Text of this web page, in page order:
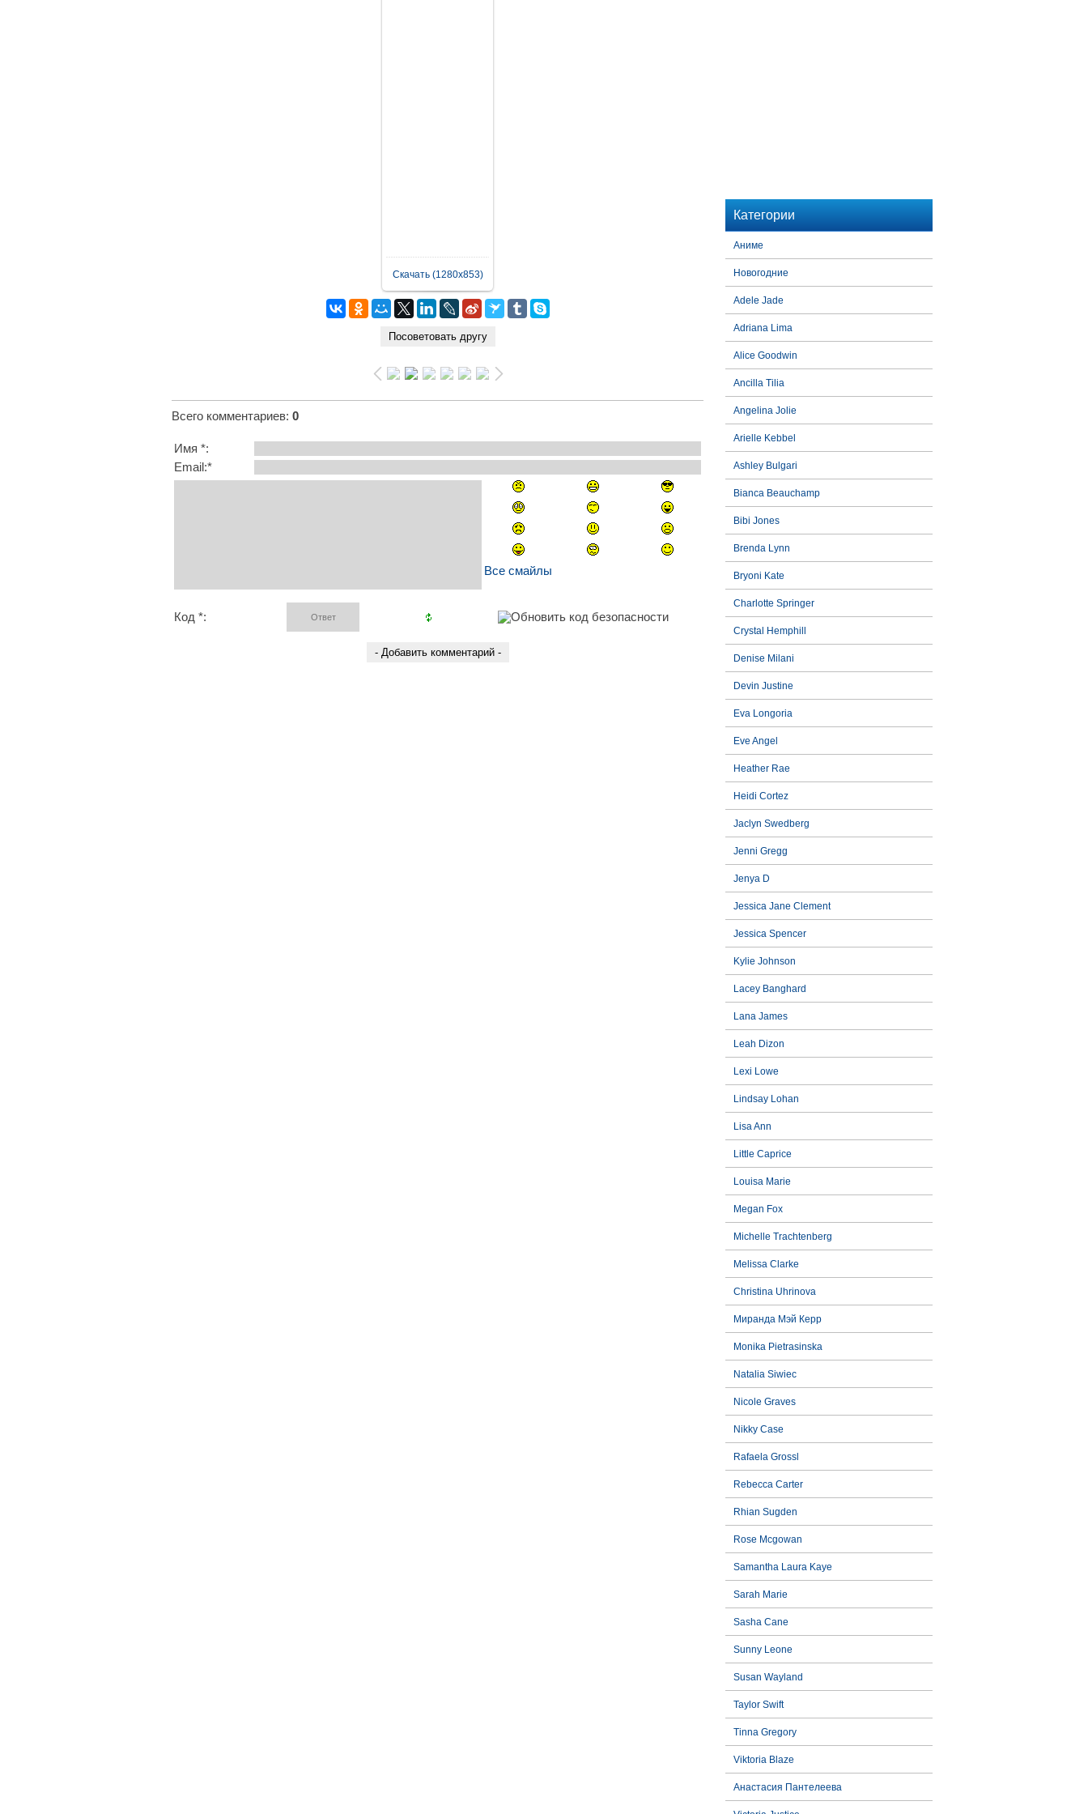
Скачать (1280x853)
Всего комментариев: 0
Имя *:
Email:*
Все смайлы
Код *:
Категории
Аниме
Новогодние
Adele Jade
Adriana Lima
Alice Goodwin
Ancilla Tilia
Angelina Jolie
Arielle Kebbel
Ashley Bulgari
Bianca Beauchamp
Bibi Jones
Brenda Lynn
Bryoni Kate
Charlotte Springer
Crystal Hemphill
Denise Milani
Devin Justine
Eva Longoria
Eve Angel
Heather Rae
Heidi Cortez
Jaclyn Swedberg
Jenni Gregg
Jenya D
Jessica Jane Clement
Jessica Spencer
Kylie Johnson
Lacey Banghard
Lana James
Leah Dizon
Lexi Lowe
Lindsay Lohan
Lisa Ann
Little Caprice
Louisa Marie
Megan Fox
Michelle Trachtenberg
Melissa Clarke
Christina Uhrinova
Миранда Мэй Керр
Monika Pietrasinska
Natalia Siwiec
Nicole Graves
Nikky Case
Rafaela Grossl
Rebecca Carter
Rhian Sugden
Rose Mcgowan
Samantha Laura Kaye
Sarah Marie
Sasha Cane
Sunny Leone
Susan Wayland
Taylor Swift
Tinna Gregory
Viktoria Blaze
Анастасия Пантелеева